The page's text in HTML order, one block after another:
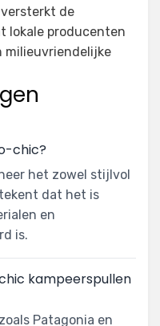
de
lokale producenten
milieuvriendelijke
chic?
het zowel stijlvol
dat het is
en
is.
kampeerspullen
Patagonia en